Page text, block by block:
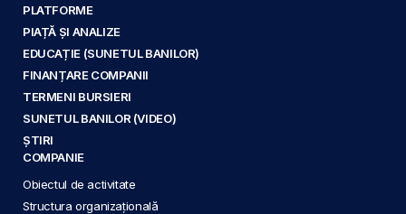
PLATFORME
PIAȚĂ ȘI ANALIZE
EDUCAȚIE (SUNETUL BANILOR)
FINANȚARE COMPANII
TERMENI BURSIERI
SUNETUL BANILOR (VIDEO)
ȘTIRI
COMPANIE
Obiectul de activitate
Structura organizațională